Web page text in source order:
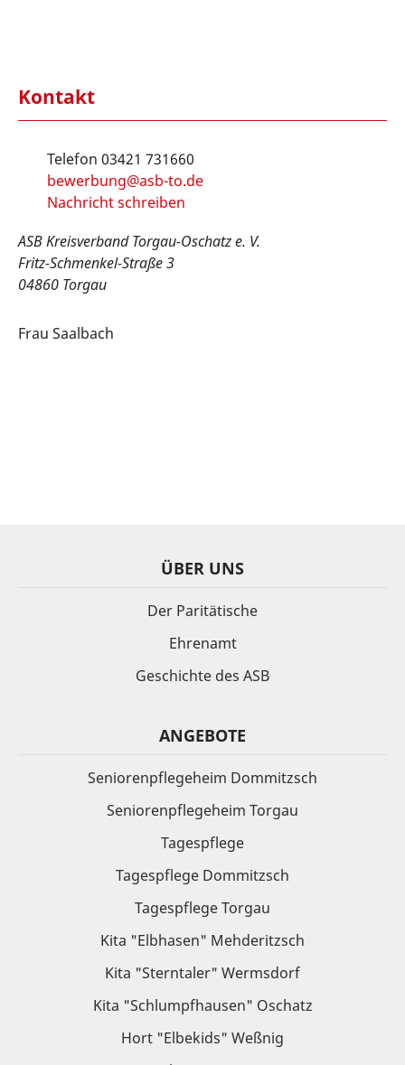
Kontakt
ASB Kreisverband Torgau-Oschatz e. V.
Fritz-Schmenkel-Straße 3
04860 Torgau
Telefon 03421 731660
ed.ot-bsa@gnubreweb
Nachricht schreiben
Frau Saalbach
ÜBER UNS
Der Paritätische
Ehrenamt
Geschichte des ASB
ANGEBOTE
Seniorenpflegeheim Dommitzsch
Seniorenpflegeheim Torgau
Tagespflege
Tagespflege Dommitzsch
Tagespflege Torgau
Kita "Elbhasen" Mehderitzsch
Kita "Sterntaler" Wermsdorf
Kita "Schlumpfhausen" Oschatz
Hort "Elbekids" Weßnig